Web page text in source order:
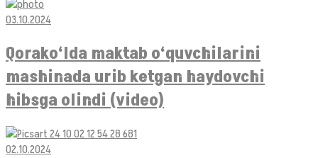
03.10.2024
Qorako‘lda maktab o‘quvchilarini
mashinada urib ketgan haydovchi
hibsga olindi (video)
02.10.2024